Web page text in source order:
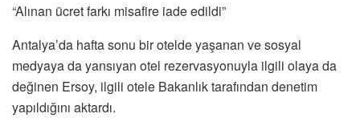
“Alınan ücret farkı misafire iade edildi”
Antalya’da hafta sonu bir otelde yaşanan ve sosyal
medyaya da yansıyan otel rezervasyonuyla ilgili olaya da
değinen Ersoy, ilgili otele Bakanlık tarafından denetim
yapıldığını aktardı.